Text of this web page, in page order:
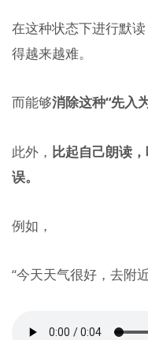
在这种状态下进行默
得越来越难。
而能够消除这种“先入
此外， 比起自己朗读
误。
例如，
“今天天气很好，去附